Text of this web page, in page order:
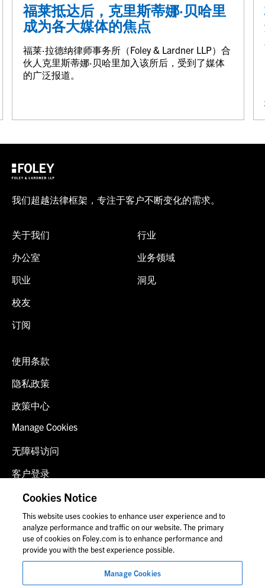
福莱抵达后，克里斯蒂娜·贝哈里
成为各大媒体的焦点
福莱·拉德纳律师事务所（Foley & Lardner LLP）合
伙人克里斯蒂娜·贝哈里加入该所后，受到了媒体
的广泛报道。
我们超越法律框架，专注于客户不断变化的需求。
关于我们
办公室
职业
校友
订阅
行业
业务领域
洞见
使用条款
隐私政策
政策中心
Manage Cookies
无障碍访问
客户登录
诈骗预警
联系我们
© 2026 福里尔·拉德纳律师事务所
Cookies Notice
This website uses cookies to enhance user experience and to
analyze performance and traffic on our website. The primary
use of cookies on Foley.com is to enhance performance and
provide you with the best experience possible.
Manage Cookies